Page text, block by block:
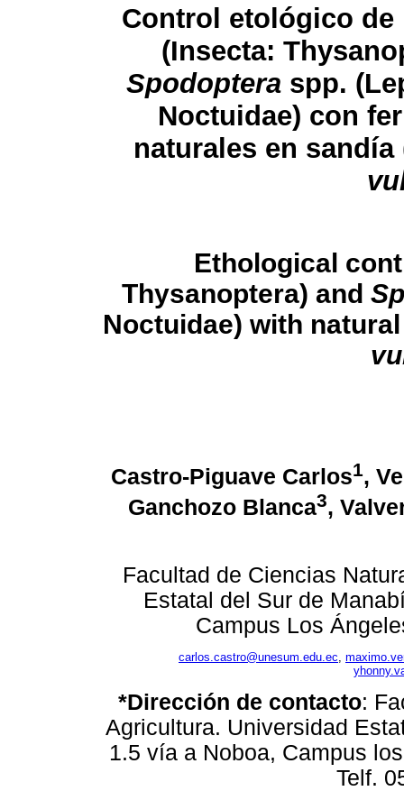
Control etológico de
(Insecta:
Spodoptera spp.
Noctuidae) con
naturales en sandía
Ethological
Thysanoptera) and
Noctuidae) with
Castro-Piguave Carlos1,
Ganchozo Blanca3,
Facultad de Ciencias
Estatal del Sur de
Campus Los
carlos.castro@unesum.edu.ec,
*Dirección de contacto:
Agricultura. Universidad
1.5 vía a Noboa, Campus
Telf.